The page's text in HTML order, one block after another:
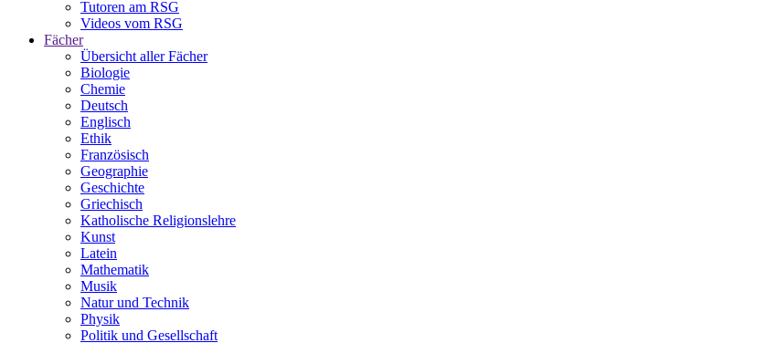
Tutoren am RSG
Videos vom RSG
Fächer
Übersicht aller Fächer
Biologie
Chemie
Deutsch
Englisch
Ethik
Französisch
Geographie
Geschichte
Griechisch
Katholische Religionslehre
Kunst
Latein
Mathematik
Musik
Natur und Technik
Physik
Politik und Gesellschaft